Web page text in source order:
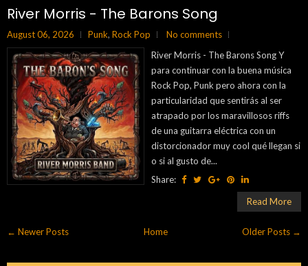
River Morris - The Barons Song
August 06, 2026 Punk, Rock Pop
No comments
River Morris - The Barons Song Y
para continuar con la buena música
Rock Pop, Punk pero ahora con la
particularidad que sentirás al ser
atrapado por los maravillosos riffs
de una guitarra eléctrica con un
distorcionador muy cool qué llegan si
o si al gusto de...
Share:
Read More
← Newer Posts Older Posts →
Home